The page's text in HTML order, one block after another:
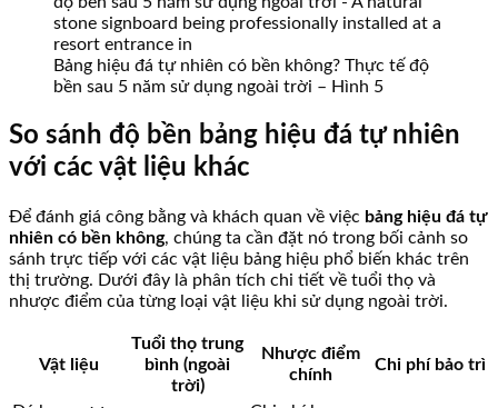
Bảng hiệu đá tự nhiên có bền không? Thực tế độ
bền sau 5 năm sử dụng ngoài trời – Hình 5
So sánh độ bền bảng hiệu đá tự nhiên
với các vật liệu khác
Để đánh giá công bằng và khách quan về việc bảng hiệu đá tự
nhiên có bền không, chúng ta cần đặt nó trong bối cảnh so
sánh trực tiếp với các vật liệu bảng hiệu phổ biến khác trên
thị trường. Dưới đây là phân tích chi tiết về tuổi thọ và
nhược điểm của từng loại vật liệu khi sử dụng ngoài trời.
Vật liệu
Tuổi thọ trung
bình (ngoài
trời)
Nhược điểm
chính
Chi phí bảo trì